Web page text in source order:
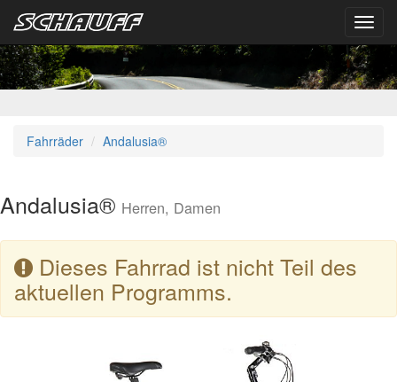
Fahrräder Andalusia®
Andalusia® Herren, Damen
Dieses Fahrrad ist nicht Teil des
aktuellen Programms.